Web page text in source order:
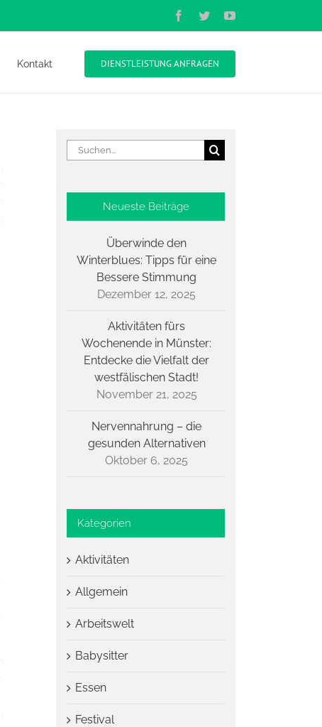
Facebook
TwitterYouTube
Kontakt DIENSTLEISTUNG ANFRAGEN
Suche
nach:
Neueste Beiträge
Überwinde den
Winterblues: Tipps für eine
Bessere Stimmung
Dezember 12, 2025
Aktivitäten fürs
Wochenende in Münster:
Entdecke die Vielfalt der
westfälischen Stadt!
November 21, 2025
Nervennahrung – die
gesunden Alternativen
Oktober 6, 2025
Kategorien
Aktivitäten
Allgemein
Arbeitswelt
Babysitter
Essen
Festival